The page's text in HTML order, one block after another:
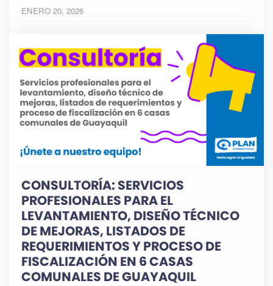
ENERO 20, 2026
CONSULTORÍA: SERVICIOS
PROFESIONALES PARA EL
LEVANTAMIENTO, DISEÑO TÉCNICO
DE MEJORAS, LISTADOS DE
REQUERIMIENTOS Y PROCESO DE
FISCALIZACIÓN EN 6 CASAS
COMUNALES DE GUAYAQUIL